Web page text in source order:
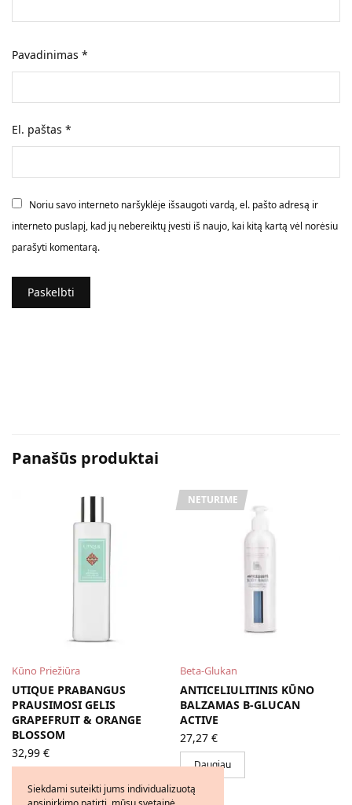
Pavadinimas*
El. paštas*
Noriu savo interneto naršyklėje išsaugoti vardą, el. pašto adresą ir
interneto puslapį, kad jų nebereiktų įvesti iš naujo, kai kitą kartą vėl norėsiu
parašyti komentarą.
Panašūs produktai
Kūno Priežiūra
UTIQUE PRABANGUS
PRAUSIMOSI GELIS
GRAPEFRUIT & ORANGE
BLOSSOM
32,99 €
NETURIME
Beta-Glukan
ANTICELIULITINIS KŪNO
BALZAMAS Β-GLUCAN
ACTIVE
27,27 €
Daugiau
Siekdami suteikti jums individualizuotą